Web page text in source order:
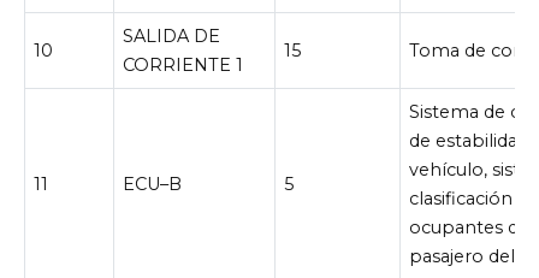
10
SALIDA DE
CORRIENTE 1
15 Toma de
11 ECU–B 5
Sistema de
de estabilidad
vehículo,
clasificación de
ocupantes del
pasajero